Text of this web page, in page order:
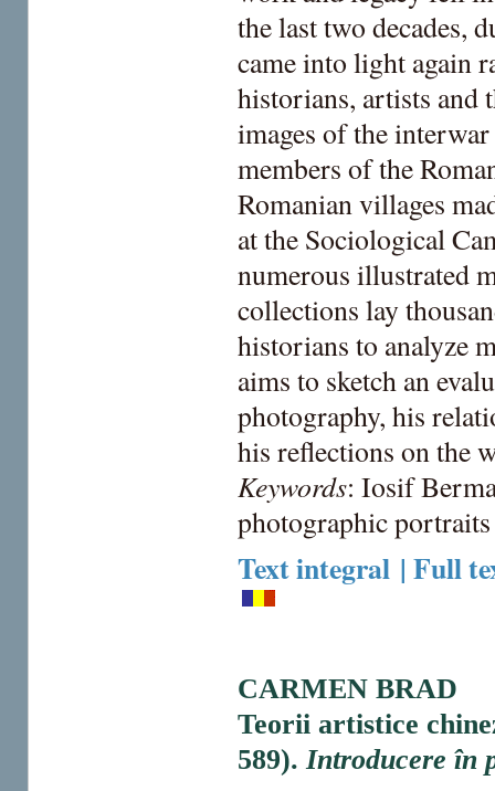
the last two decades,
came into light again
historians, artists and
images of the
members of the
Romanian villages
at the Sociological
numerous illustrated
collections lay
historians to analyze
aims to sketch an
photography, his
his reflections on the
Keywords: Iosif
photographic portraits
Text integral | Full
CARMEN BRAD
Teorii artistice
589).Introducere în